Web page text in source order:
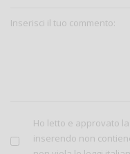
Inserisci il tuo commento:
Ho letto e approvato la
inserendo non